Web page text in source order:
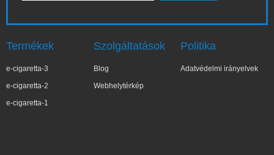
Termékek
e-cigaretta-3
e-cigaretta-2
e-cigaretta-1
Szolgáltatások
Blog
Webhelytérkép
Politika
Adatvédelmi irányelvek